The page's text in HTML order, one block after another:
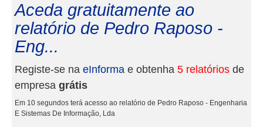
Aceda gratuitamente ao
relatório de Pedro Raposo -
Eng...
Registe-se na eInforma e obtenha 5 relatórios de
empresa grátis
Em 10 segundos terá acesso ao relatório de Pedro Raposo - Engenharia
E Sistemas De Informação, Lda